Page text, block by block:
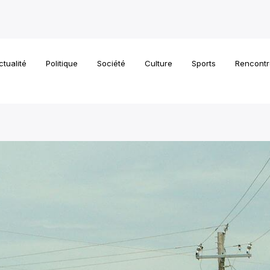
Politique Société Culture Sports